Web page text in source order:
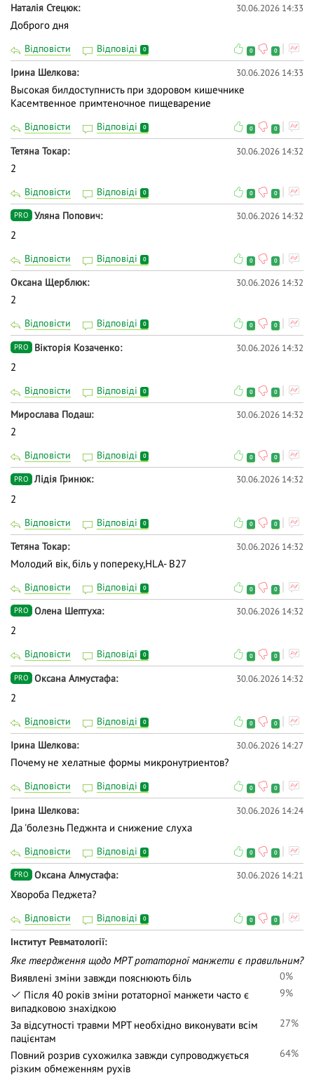
Наталія Стецюк 30.06.2026 14:33
Доброго дня
Відповісти Відповіді 0 0 0
Ірина Шелкова 30.06.2026 14:33
Высокая билдоступнисть при здоровом кишечнике
Касемтвенное примтеночное пищеварение
Відповісти Відповіді 0 0 0
Тетяна Токар 30.06.2026 14:32
2
Відповісти Відповіді 0 0 0
PRO Уляна Попович 30.06.2026 14:32
2
Відповісти Відповіді 0 0 0
Оксана Щерблюк 30.06.2026 14:32
2
Відповісти Відповіді 0 0 0
PRO Вікторія Козаченко 30.06.2026 14:32
2
Відповісти Відповіді 0 0 0
Мирослава Подаш 30.06.2026 14:32
2
Відповісти Відповіді 0 0 0
PRO Лідія Гринюк 30.06.2026 14:32
2
Відповісти Відповіді 0 0 0
Тетяна Токар 30.06.2026 14:32
Молодий вік, біль у попереку,HLA- B27
Відповісти Відповіді 0 0 0
PRO Олена Шептуха 30.06.2026 14:32
2
Відповісти Відповіді 0 0 0
PRO Оксана Алмустафа 30.06.2026 14:32
2
Відповісти Відповіді 0 0 0
Ірина Шелкова 30.06.2026 14:27
Почему не хелатные формы микронутриентов?
Відповісти Відповіді 0 0 0
Ірина Шелкова 30.06.2026 14:24
Да 'болезнь Педжнта и снижение слуха
Відповісти Відповіді 0 0 0
PRO Оксана Алмустафа 30.06.2026 14:21
Хвороба Педжета?
Відповісти Відповіді 0 0 0
Iнститут Ревматології
Яке твердження щодо МРТ ротаторної манжети є правильним?
Виявлені зміни завжди пояснюють біль
0%
Після 40 років зміни ротаторної манжети часто є
випадковою знахідкою
9%
За відсутності травми МРТ необхідно виконувати всім
пацієнтам
27%
Повний розрив сухожилка завжди супроводжується
різким обмеженням рухів
64%